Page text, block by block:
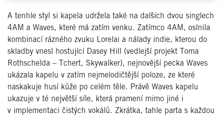
A tenhle styl si kapela udržela také na dalších dvou singlech
4AM a Waves, které má zatím venku. Zatímco 4AM, oslnila
kombinací rázného zvuku Lorelai a nálady indie, kterou do
skladby vnesl hostující Dasey Hill (vedlejší projekt Toma
Rothschelda – Tchert, Skywalker), nejnovější pecka Waves
ukázala kapelu v zatím nejmelodičtější poloze, ze které
naskakuje husí kůže po celém těle. Právě Waves kapelu
ukazuje v té největší síle, která pramení mimo jiné i
v implementaci čistých vokálů. Zkrátka, tahle parta s každou